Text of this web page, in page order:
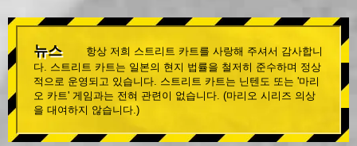
뉴스
항상 저희 스트리트 카트를 사랑해 주셔서 감사합니
다. 스트리트 카트는 일본의 현지 법률을 철저히 준수하며 정상
적으로 운영되고 있습니다. 스트리트 카트는 닌텐도 또는 '마리
오 카트' 게임과는 전혀 관련이 없습니다. (마리오 시리즈 의상
을 대여하지 않습니다.)